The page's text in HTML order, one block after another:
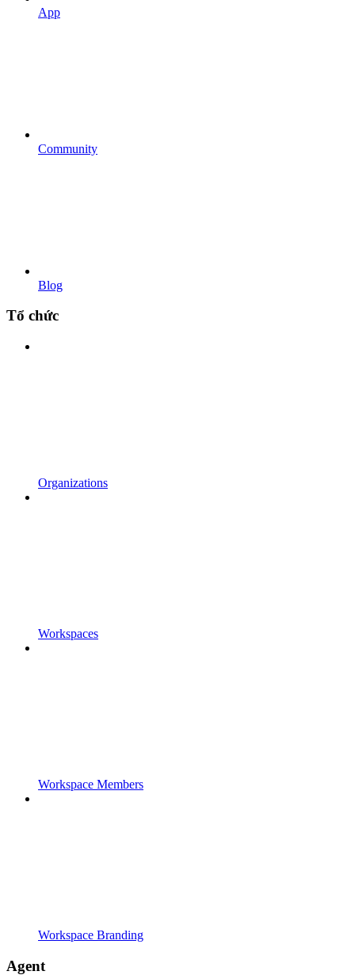
App
Community
Blog
Tổ chức
Organizations
Workspaces
Workspace Members
Workspace Branding
Agent